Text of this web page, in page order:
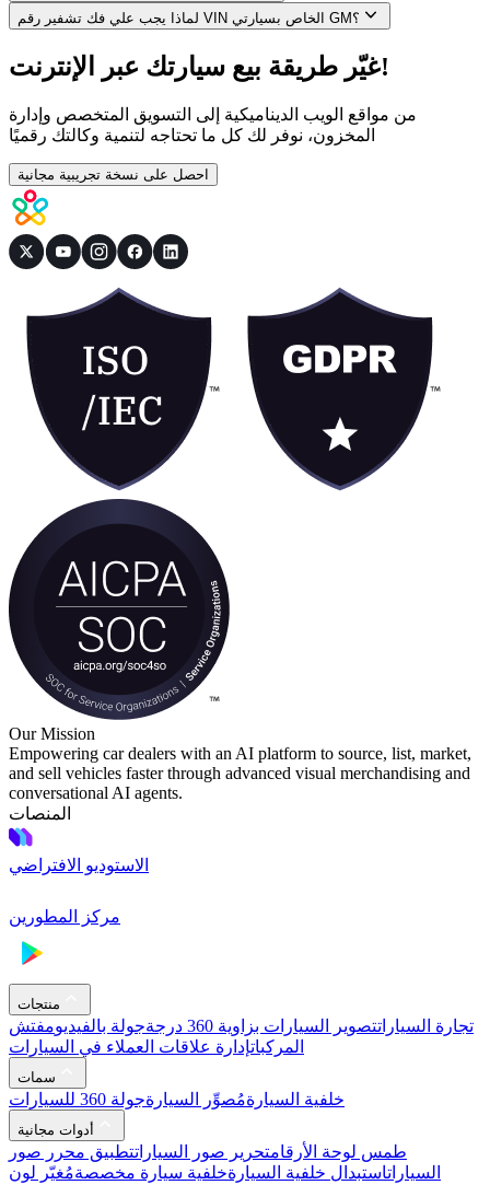
لماذا يجب علي فك تشفير رقم VIN الخاص بسيارتي GM؟
غيّر طريقة بيع سيارتك عبر الإنترنت!
من مواقع الويب الديناميكية إلى التسويق المتخصص وإدارة
المخزون، نوفر لك كل ما تحتاجه لتنمية وكالتك رقميًا
احصل على نسخة تجريبية مجانية
Our Mission
Empowering car dealers with an AI platform to source, list, market,
and sell vehicles faster through advanced visual merchandising and
conversational AI agents.
المنصات
الاستوديو الافتراضي
مركز المطورين
منتجات
تجارة السياراتتصوير السيارات بزاوية 360 درجة جولة بالفيديومفتش
المركباتإدارة علاقات العملاء في السيارات
سمات
خلفية السيارةمُصوِّر السيارةجولة 360 للسيارات
أدوات مجانية
طمس لوحة الأرقامتحرير صور السياراتتطبيق محرر صور
السياراتاستبدال خلفية السيارةخلفية سيارة مخصصةمُغيّر لون